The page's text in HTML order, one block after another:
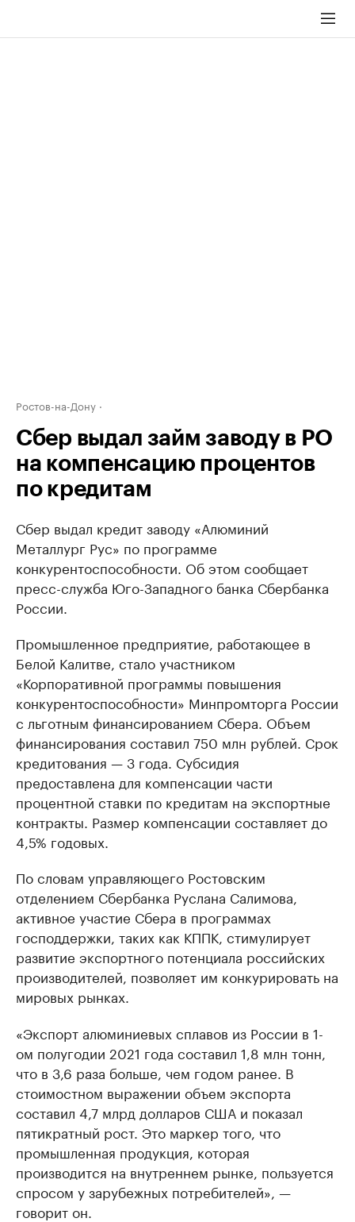
Ростов-на-Дону
Сбер выдал займ заводу в РО
на компенсацию процентов
по кредитам
Сбер выдал кредит заводу «Алюминий
Металлург Рус» по программе
конкурентоспособности. Об этом сообщает
пресс-служба Юго-Западного банка Сбербанка
России.
Промышленное предприятие, работающее в
Белой Калитве, стало участником
«Корпоративной программы повышения
конкурентоспособности» Минпромторга России
с льготным финансированием Сбера. Объем
финансирования составил 750 млн рублей. Срок
кредитования — 3 года. Субсидия
предоставлена для компенсации части
процентной ставки по кредитам на экспортные
контракты. Размер компенсации составляет до
4,5% годовых.
По словам управляющего Ростовским
отделением Сбербанка Руслана Салимова,
активное участие Сбера в программах
господдержки, таких как КППК, стимулирует
развитие экспортного потенциала российских
производителей, позволяет им конкурировать на
мировых рынках.
«Экспорт алюминиевых сплавов из России в 1-
ом полугодии 2021 года составил 1,8 млн тонн,
что в 3,6 раза больше, чем годом ранее. В
стоимостном выражении объем экспорта
составил 4,7 млрд долларов США и показал
пятикратный рост. Это маркер того, что
промышленная продукция, которая
производится на внутреннем рынке, пользуется
спросом у зарубежных потребителей», —
говорит он.